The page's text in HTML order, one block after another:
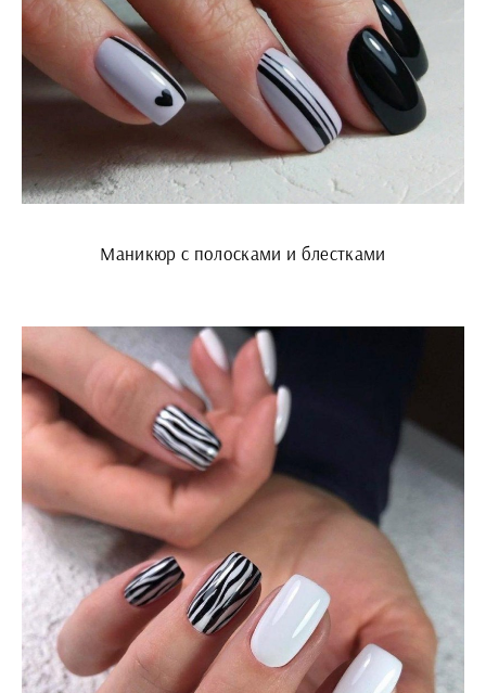
Маникюр с полосками и блестками